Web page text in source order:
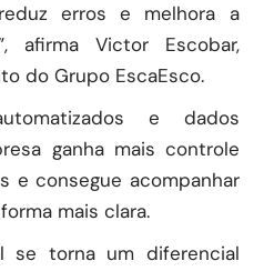
erros e melhora a
afirma Victor Escobar,
do Grupo EscaEsco.
e dados
ganha mais controle
e consegue acompanhar
mais clara.
se torna um diferencial